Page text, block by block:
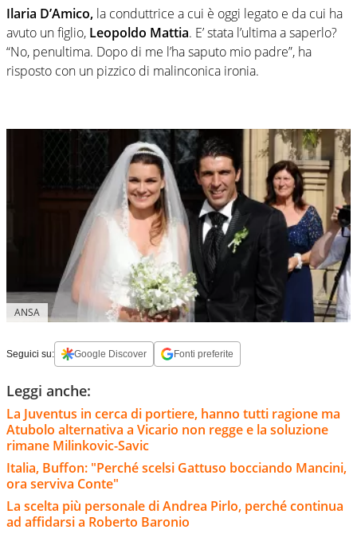
Ilaria D’Amico, la conduttrice a cui è oggi legato e da cui ha
avuto un figlio, Leopoldo Mattia. E’ stata l’ultima a saperlo?
“No, penultima. Dopo di me l’ha saputo mio padre”, ha
risposto con un pizzico di malinconica ironia.
ANSA
Seguici su: Google Discover Fonti preferite
Leggi anche:
La Juventus in cerca di portiere, hanno tutti ragione ma
Atubolo alternativa a Vicario non regge e la soluzione
rimane Milinkovic-Savic
Italia, Buffon: "Perché scelsi Gattuso bocciando Mancini,
ora serviva Conte"
La scelta più personale di Andrea Pirlo, perché continua
ad affidarsi a Roberto Baronio